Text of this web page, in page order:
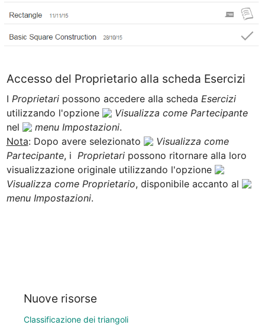
Accesso del Proprietario alla scheda Esercizi
I Proprietari possono accedere alla scheda
Esercizi
utilizzando l'opzione
Visualizza come Partecipante
nel
menu Impostazioni
Nota: Dopo avere selezionato
Visualizza come
Partecipante, i Proprietari possono ritornare alla loro
visualizzazione originale utilizzando l'opzione
Visualizza come Proprietario, disponibile accanto al
menu Impostazioni.
Nuove risorse
Classificazione dei triangoli